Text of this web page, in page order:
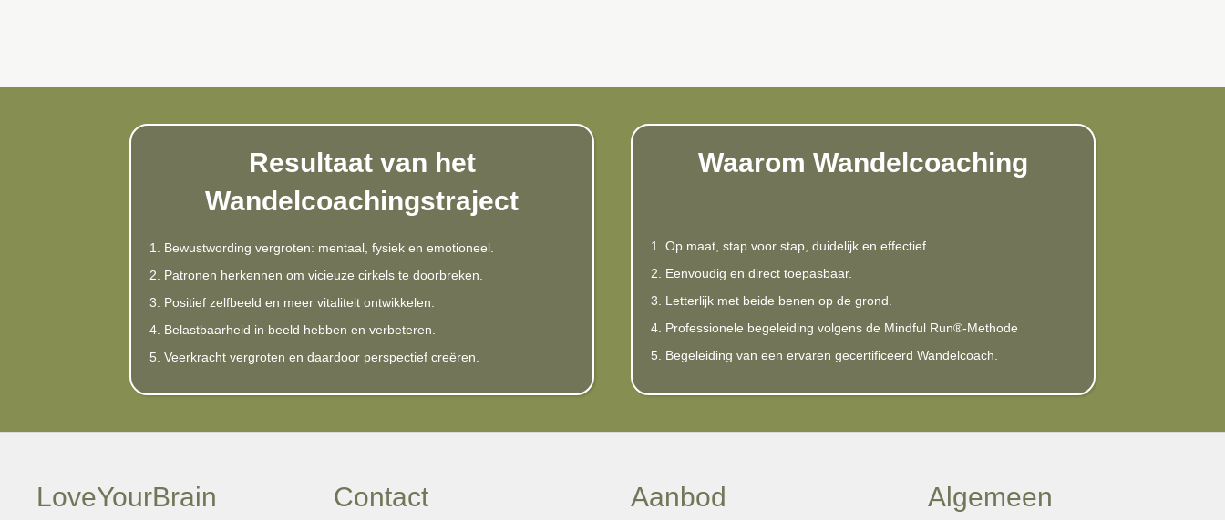
Resultaat van het
Wandelcoachingstraject
1. Bewustwording vergroten: mentaal, fysiek en emotioneel.
2. Patronen herkennen om vicieuze cirkels te doorbreken.
3. Positief zelfbeeld en meer vitaliteit ontwikkelen.
4. Belastbaarheid in beeld hebben en verbeteren.
5. Veerkracht vergroten en daardoor perspectief creëren.
Waarom Wandelcoaching
1. Op maat, stap voor stap, duidelijk en effectief.
2. Eenvoudig en direct toepasbaar.
3. Letterlijk met beide benen op de grond.
4. Professionele begeleiding volgens de Mindful Run®-Methode
5. Begeleiding van een ervaren gecertificeerd Wandelcoach.
LoveYourBrain Contact Aanbod Algemeen